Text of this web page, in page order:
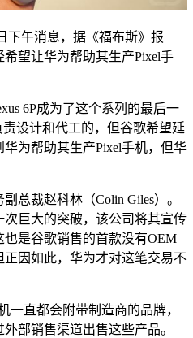
下午消息，据《福布斯》报
望让华为帮助其生产Pixel手
6P成为了这个系列的最后一
责设计和代工的，但谷歌希望延
为帮助其生产Pixel手机，但华
总裁赵科林（Colin Giles）。
巨大的突破，该公司将其宣传
是谷歌销售的首款没有OEM
因如此，华为才对这笔交易不
一直都会附带制造商的品牌，
部销售渠道出售这些产品。